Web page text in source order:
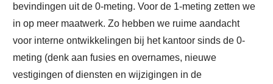
bevindingen uit de 0-meting. Voor de 1-meting zetten we
in op meer maatwerk. Zo hebben we ruime aandacht
voor interne ontwikkelingen bij het kantoor sinds de 0-
meting (denk aan fusies en overnames, nieuwe
vestigingen of diensten en wijzigingen in de